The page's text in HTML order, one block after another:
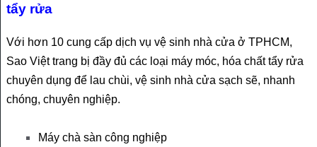
tẩy rửa
Với hơn 10 cung cấp dịch vụ vệ sinh nhà cửa ở TPHCM,
Sao Việt trang bị đầy đủ các loại máy móc, hóa chất tẩy rửa
chuyên dụng để lau chùi, vệ sinh nhà cửa sạch sẽ, nhanh
chóng, chuyên nghiệp.
Máy chà sàn công nghiệp